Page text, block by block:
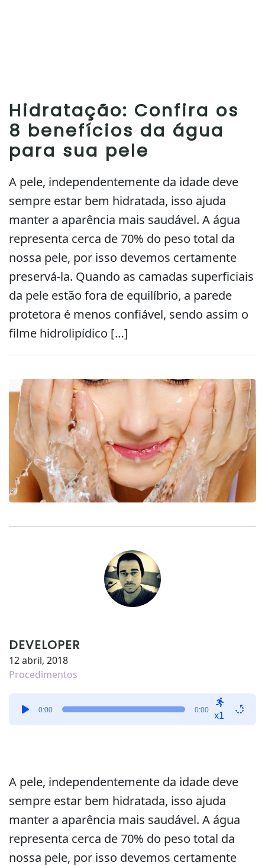
Hidratação: Confira os
8 benefícios da água
para sua pele
A pele, independentemente da idade deve
sempre estar bem hidratada, isso ajuda
manter a aparência mais saudável. A água
representa cerca de 70% do peso total da
nossa pele, por isso devemos certamente
preservá-la. Quando as camadas superficiais
da pele estão fora de equilíbrio, a parede
protetora é menos confiável, sendo assim o
filme hidrolipídico […]
DEVELOPER
12 abril, 2018
Procedimentos
0:00 0:00
x1
A pele, independentemente da idade deve
sempre estar bem hidratada, isso ajuda
manter a aparência mais saudável. A água
representa cerca de 70% do peso total da
nossa pele, por isso devemos certamente